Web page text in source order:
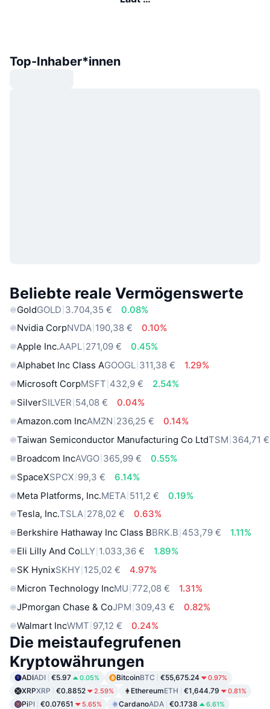
Top-Inhaber*innen
Beliebte reale Vermögenswerte
GoldGOLD 3.704,35 €
0.08%
Nvidia CorpNVDA 190,38 €
0.10%
Apple Inc.AAPL 271,09 €
0.45%
Alphabet Inc Class AGOOGL 311,38 €
1.29%
Microsoft CorpMSFT 432,9 €
2.54%
SilverSILVER 54,08 €
0.04%
Amazon.com IncAMZN 236,25 €
0.14%
Taiwan Semiconductor Manufacturing Co LtdTSM 364,71 €
Broadcom IncAVGO 365,99 €
0.55%
SpaceXSPCX 99,3 €
6.14%
Meta Platforms, Inc.META 511,2 €
0.19%
Tesla, Inc.TSLA 278,02 €
0.63%
Berkshire Hathaway Inc Class BBRK.B 453,79 €
1.11%
Eli Lilly And CoLLY 1.033,36 €
1.89%
SK HynixSKHY 125,02 €
4.97%
Micron Technology IncMU 772,08 €
1.31%
JPmorgan Chase & CoJPM 309,43 €
0.82%
Walmart IncWMT 97,12 € 0.24%
Die meistaufegrufenen
Kryptowährungen
ADIADI €5.97 0.05% BitcoinBTC €55,675.24 0.97%
XRPXRP €0.8852 2.59% EthereumETH €1,644.79 0.81%
PiPI €0.07651 5.65% CardanoADA €0.1738 6.61%